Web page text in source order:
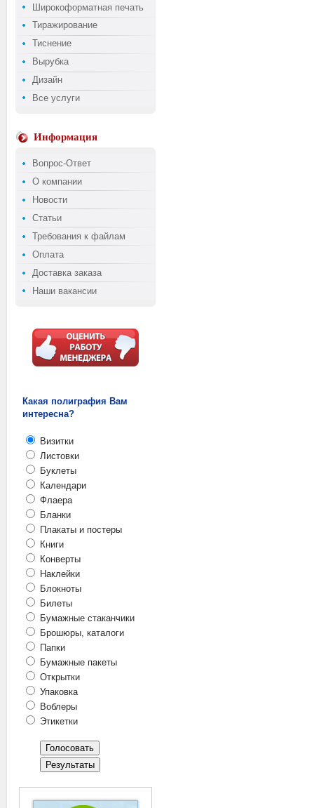
Широкоформатная печать
Тиражирование
Тиснение
Вырубка
Дизайн
Все услуги
Информация
Вопрос-Ответ
О компании
Новости
Статьи
Требования к файлам
Оплата
Доставка заказа
Наши вакансии
Какая полиграфия Вам
интересна?
Визитки
Листовки
Буклеты
Календари
Флаера
Бланки
Плакаты и постеры
Книги
Конверты
Наклейки
Блокноты
Билеты
Бумажные стаканчики
Брошюры, каталоги
Папки
Бумажные пакеты
Открытки
Упаковка
Воблеры
Этикетки